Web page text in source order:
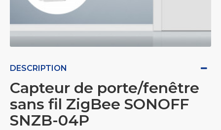
DESCRIPTION
Capteur de porte/fenêtre
sans fil ZigBee SONOFF
SNZB-04P